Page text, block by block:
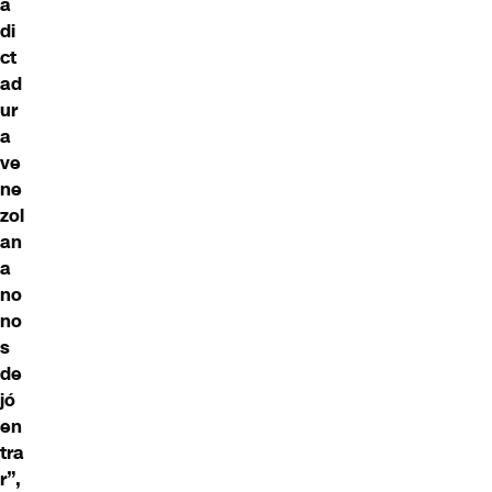
di
ct
ad
ur
a
ve
ne
zol
an
a
no
no
s
de
jó
en
tra
r”,